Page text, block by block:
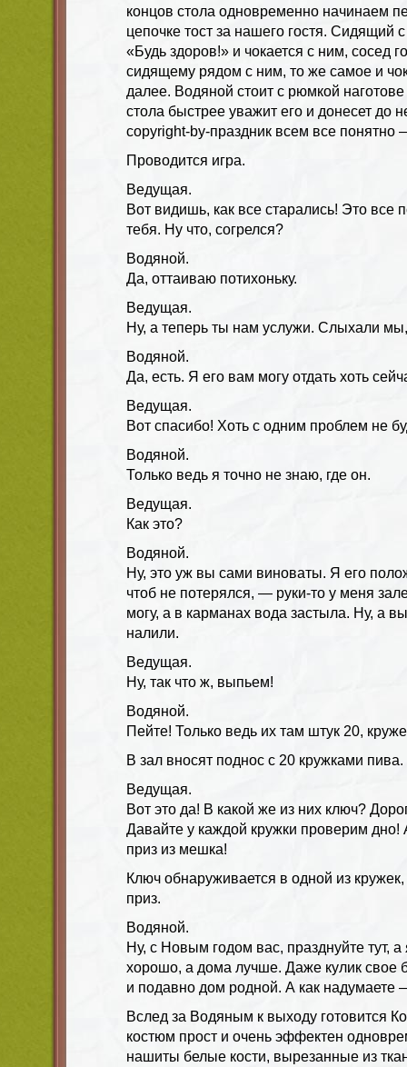
концов стола одновременно начинаем
цепочке тост за нашего гостя. Сидящий
«Будь здоров!» и чокается с ним, сосед
сидящему рядом с ним, то же самое и
далее. Водяной стоит с рюмкой
стола быстрее уважит его и донесет до
copyright-by-праздник всем все понятно
Проводится игра.
Ведущая.
Вот видишь, как все старались! Это все
тебя. Ну что, согрелся?
Водяной.
Да, оттаиваю потихоньку.
Ведущая.
Ну, а теперь ты нам услужи. Слыхали мы,
Водяной.
Да, есть. Я его вам могу отдать хоть
Ведущая.
Вот спасибо! Хоть с одним проблем не
Водяной.
Только ведь я точно не знаю, где он.
Ведущая.
Как это?
Водяной.
Ну, это уж вы сами виноваты. Я его
чтоб не потерялся, — руки-то у меня
могу, а в карманах вода застыла. Ну, а
налили.
Ведущая.
Ну, так что ж, выпьем!
Водяной.
Пейте! Только ведь их там штук 20,
В зал вносят поднос с 20 кружками пива.
Ведущая.
Вот это да! В какой же из них ключ?
Давайте у каждой кружки проверим дно!
приз из мешка!
Ключ обнаруживается в одной из
приз.
Водяной.
Ну, с Новым годом вас, празднуйте тут,
хорошо, а дома лучше. Даже кулик свое
и подавно дом родной. А как надумаете
Вслед за Водяным к выходу готовится
костюм прост и очень эффектен
нашиты белые кости, вырезанные из